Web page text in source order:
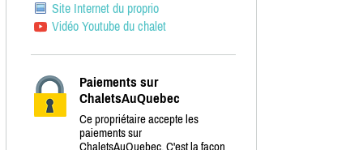
Site Internet du proprio
Vidéo Youtube du chalet
Paiements sur
ChaletsAuQuebec
Ce propriétaire accepte les
paiements sur
ChaletsAuQuebec. C'est la façon